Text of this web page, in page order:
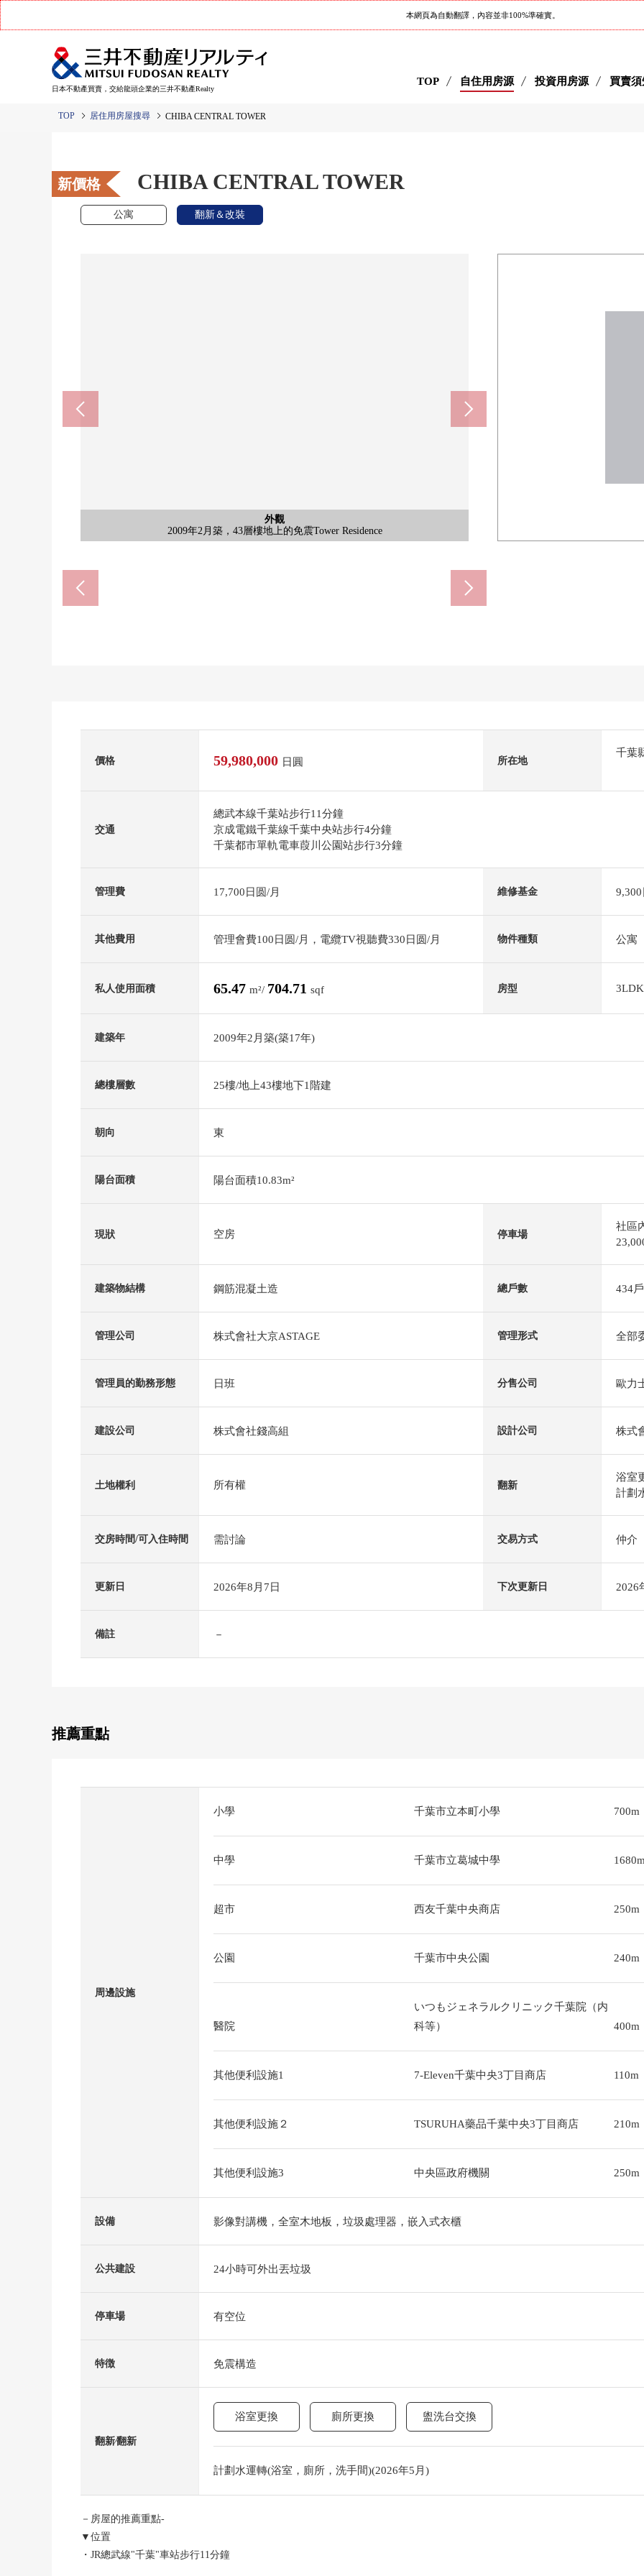
本網頁為自動翻譯，內容並非100%準確實。
日本不動產買賣，交給龍頭企業的三井不動產Realty
TOP 自住用房源 投資用房源 買賣須
TOP 居住用房屋搜尋 CHIBA CENTRAL TOWER
新價格 CHIBA CENTRAL TOWER
公寓 翻新＆改裝
外觀
2009年2月築，43層樓地上的免震Tower Residence
共有部分
航空照片
43層樓地上的免震Tower Residence
外觀
入口
考慮安心的雙層防盜門系統
入口
入口
入口
入口
24小時有人管理
價格 59,980,000 日圓 所在地
千葉
交通
總武本線千葉站步行11分鐘
京成電鐵千葉線千葉中央站步行4分鐘
千葉都市單軌電車葭川公園站步行3分鐘
管理費 17,700日圆/月 維修基金
其他費用 管理會費100日圆/月，電纜TV視聽費330日圆/月 物件種類 公寓
私人使用面積 65.47 m²/ 704.71 sqf 房型 3LDK
建築年 2009年2月築(築17年)
總樓層數 25樓/地上43樓地下1階建
朝向 東
陽台面積 陽台面積10.83m²
現狀 空房 停車場
社區
建築物結構 鋼筋混凝土造 總戶數 434戶
管理公司 株式會社大京ASTAGE 管理形式 全部
管理員的勤務形態 日班 分售公司 歐力
建設公司 株式會社錢高組 設計公司 株式
土地權利 所有權 翻新
浴室
計劃
交房時間/可入住時間 需討論 交易方式 仲介
更新日 2026年8月7日 下次更新日 2026
備註 －
推薦重點
周邊設施
小學 千葉市立本町小學 700m
中學 千葉市立葛城中學
超市 西友千葉中央商店 250m
公園 千葉市中央公園 240m
醫院
いつもジェネラルクリニック千葉院（内
科等）
400m
其他便利設施1 7-Eleven千葉中央3丁目商店 110m
其他便利設施２ TSURUHA藥品千葉中央3丁目商店 210m
其他便利設施3 中央區政府機關 250m
設備 影像對講機，全室木地板，垃圾處理器，嵌入式衣櫃
公共建設 24小時可外出丟垃圾
停車場 有空位
特徴 免震構造
翻新⁄翻新
浴室更換 廁所更換 盥洗台交換
計劃水運轉(浴室，廁所，洗手間)(2026年5月)
－房屋的推薦重點-
▼位置
・JR總武線"千葉"車站步行11分鐘